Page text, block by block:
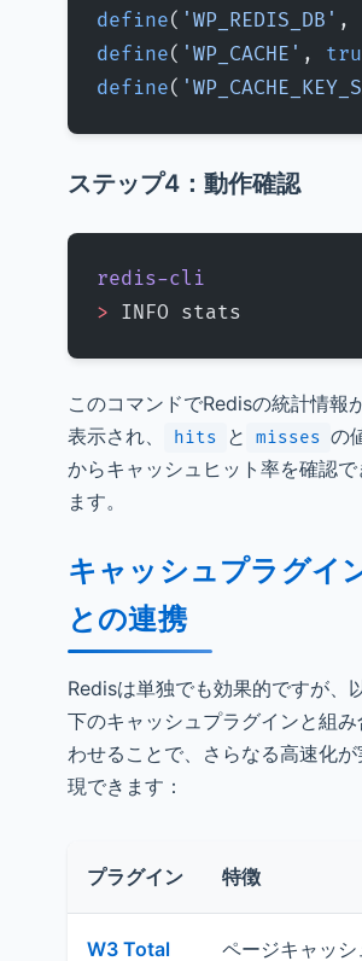
define( 'WP_REDIS_DB' ,
define( 'WP_CACHE' ,
define(
ステップ4：動作確認
redis-cli
> INFO stats
このコマンドでRedisの統計情報
表示され、
hits と misses の
からキャッシュヒット率を確認で
ます。
キャッシュプラグイ
との連携
Redisは単独でも効果的ですが、
下のキャッシュプラグインと組み
わせることで、さらなる高速化が
現できます：
プラグイン 特徴
W3 Total
ページキャッ